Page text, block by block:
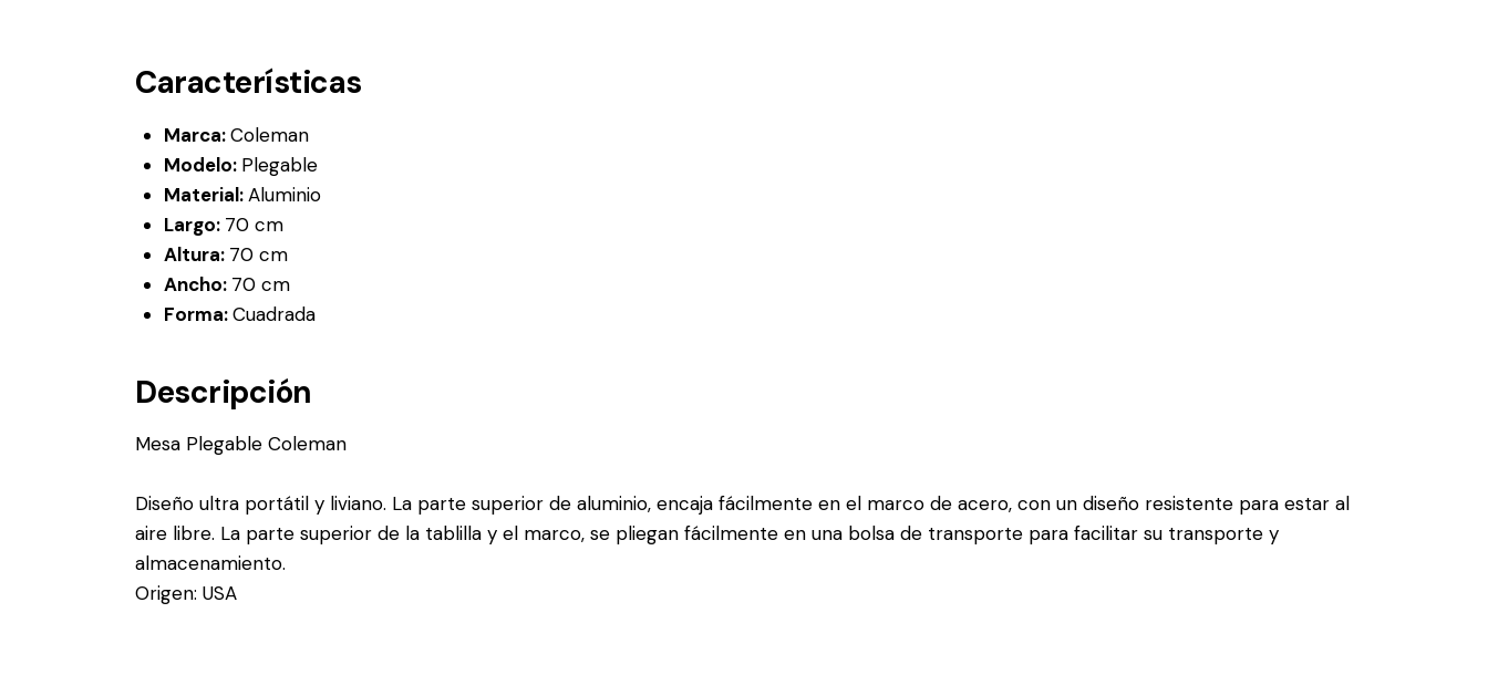
Características
Marca:Coleman
Modelo: Plegable
Material:Aluminio
Largo: 70 cm
Altura: 70 cm
Ancho: 70 cm
Forma:Cuadrada
Descripción
Mesa Plegable Coleman
Diseño ultra portátil y liviano. La parte superior de aluminio, encaja fácilmente en el marco de acero, con un diseño resistente para estar al
aire libre. La parte superior de la tablilla y el marco, se pliegan fácilmente en una bolsa de transporte para facilitar su transporte y
almacenamiento.
Origen: USA